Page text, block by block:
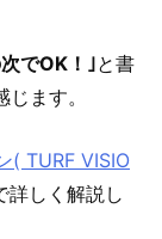
でOK！｣と書
ます。
( TURF VISIO
詳しく解説し